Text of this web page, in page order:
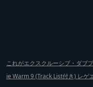
これがエクスクルーシブ・ダブ
ie Warm 9 (Track List付き) レゲ